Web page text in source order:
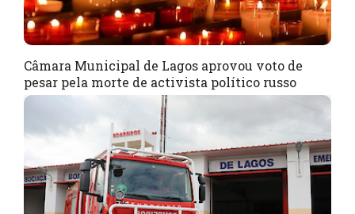
Câmara Municipal de Lagos aprovou voto de
pesar pela morte de activista político russo